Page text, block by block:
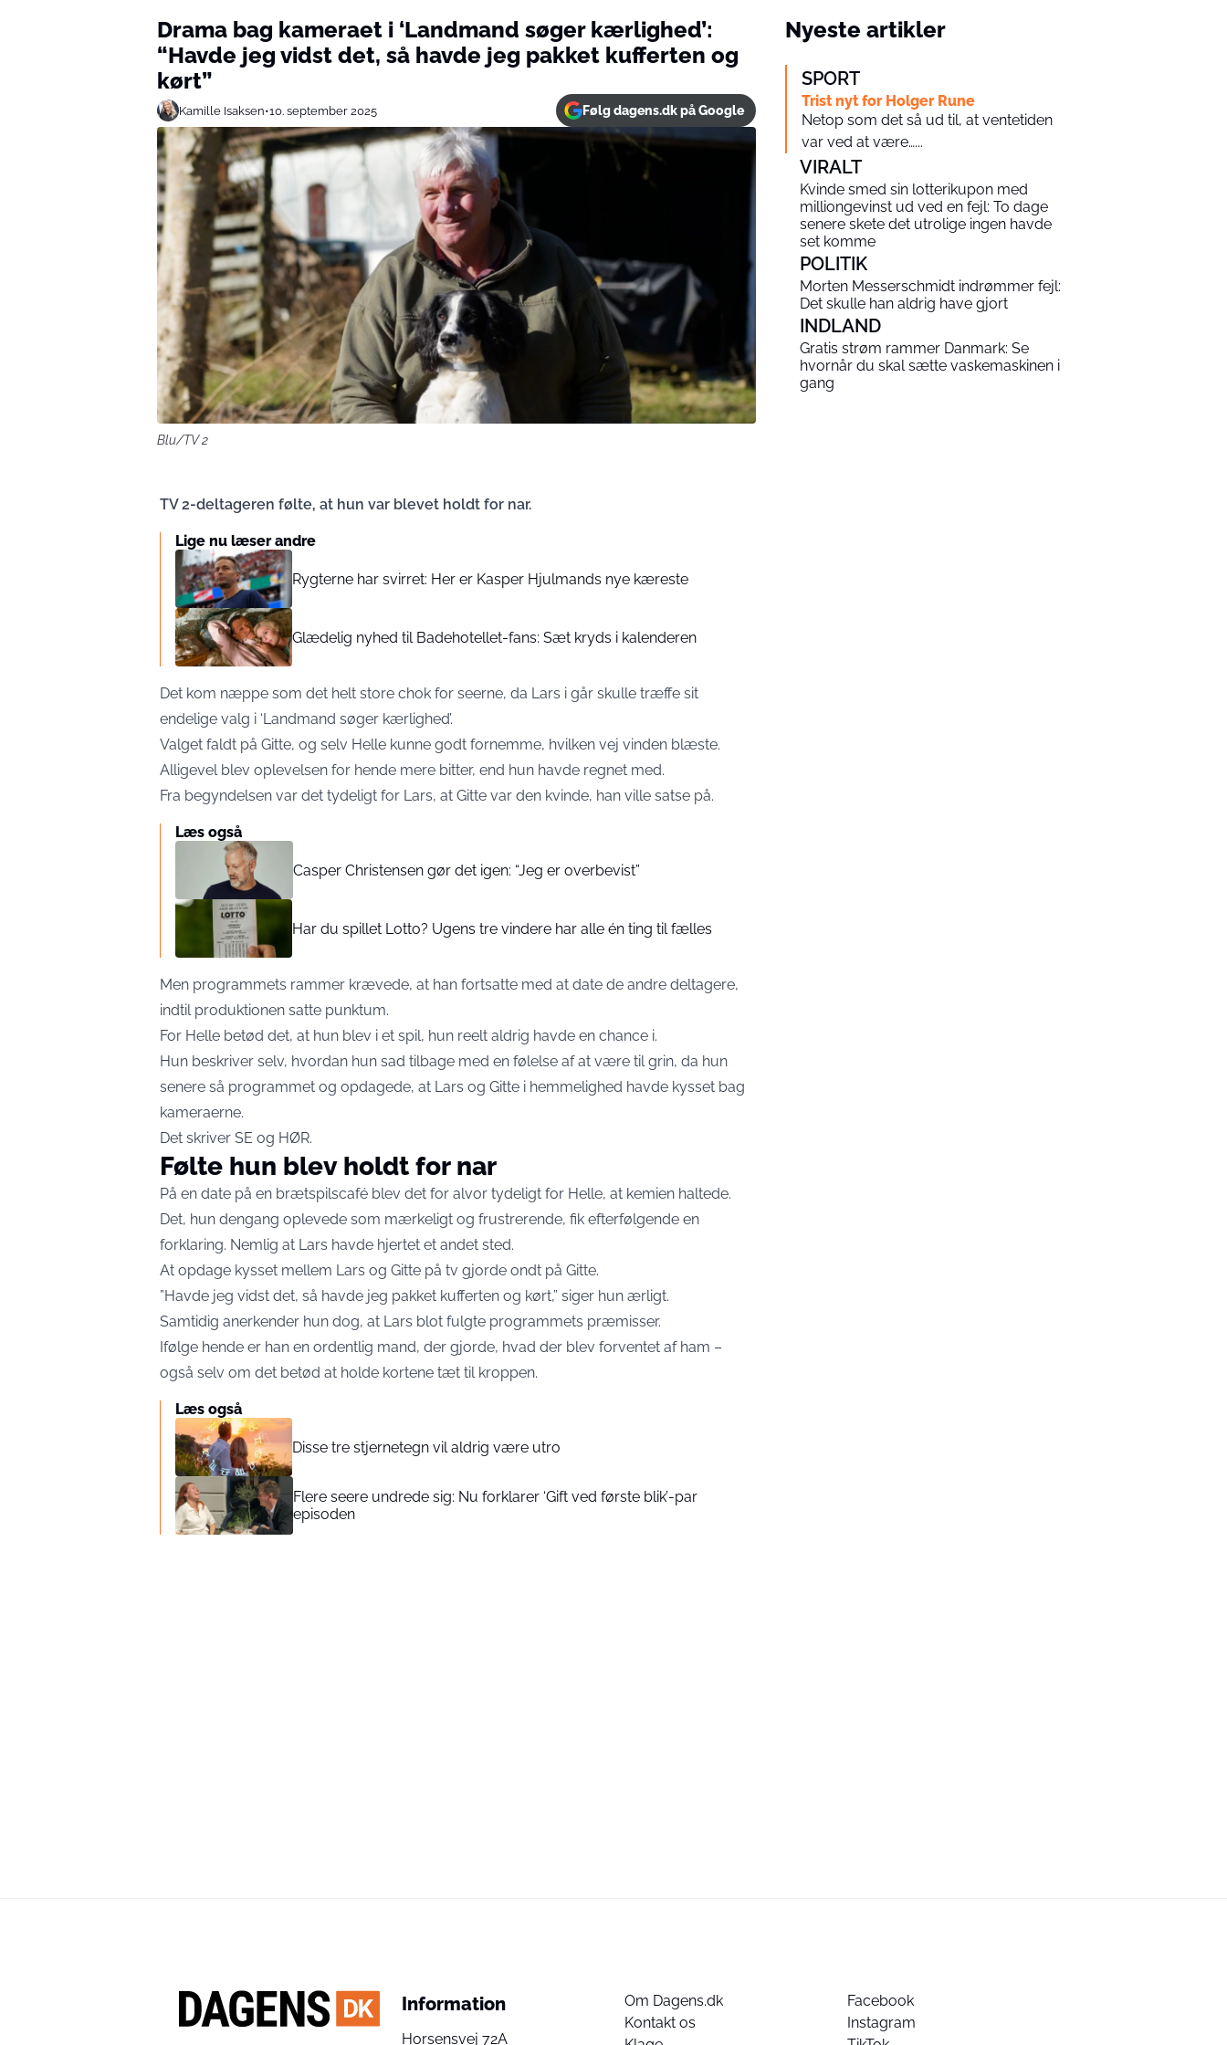
Drama bag kameraet i ‘Landmand søger kærlighed’:
“Havde jeg vidst det, så havde jeg pakket kufferten og
kørt”
Kamille Isaksen•10. september 2025 Følg dagens.dk på Google
Blu/TV 2
TV 2-deltageren følte, at hun var blevet holdt for nar.
Lige nu læser andre
Rygterne har svirret: Her er Kasper Hjulmands nye kæreste
Glædelig nyhed til Badehotellet-fans: Sæt kryds i kalenderen
Det kom næppe som det helt store chok for seerne, da Lars i går skulle træffe sit
endelige valg i ‘Landmand søger kærlighed’.
Valget faldt på Gitte, og selv Helle kunne godt fornemme, hvilken vej vinden blæste.
Alligevel blev oplevelsen for hende mere bitter, end hun havde regnet med.
Fra begyndelsen var det tydeligt for Lars, at Gitte var den kvinde, han ville satse på.
Læs også
Casper Christensen gør det igen: “Jeg er overbevist”
Har du spillet Lotto? Ugens tre vindere har alle én ting til fælles
Men programmets rammer krævede, at han fortsatte med at date de andre deltagere,
indtil produktionen satte punktum.
For Helle betød det, at hun blev i et spil, hun reelt aldrig havde en chance i.
Hun beskriver selv, hvordan hun sad tilbage med en følelse af at være til grin, da hun
senere så programmet og opdagede, at Lars og Gitte i hemmelighed havde kysset bag
kameraerne.
Det skriver SE og HØR.
Følte hun blev holdt for nar
På en date på en brætspilscafé blev det for alvor tydeligt for Helle, at kemien haltede.
Det, hun dengang oplevede som mærkeligt og frustrerende, fik efterfølgende en
forklaring. Nemlig at Lars havde hjertet et andet sted.
At opdage kysset mellem Lars og Gitte på tv gjorde ondt på Gitte.
”Havde jeg vidst det, så havde jeg pakket kufferten og kørt,” siger hun ærligt.
Samtidig anerkender hun dog, at Lars blot fulgte programmets præmisser.
Ifølge hende er han en ordentlig mand, der gjorde, hvad der blev forventet af ham –
også selv om det betød at holde kortene tæt til kroppen.
Læs også
Disse tre stjernetegn vil aldrig være utro
Flere seere undrede sig: Nu forklarer ‘Gift ved første blik’-par
episoden
Nyeste artikler
SPORT
Trist nyt for Holger Rune
Netop som det så ud til, at ventetiden
var ved at være…...
VIRALT
Kvinde smed sin lotterikupon med
milliongevinst ud ved en fejl: To dage
senere skete det utrolige ingen havde
set komme
POLITIK
Morten Messerschmidt indrømmer fejl:
Det skulle han aldrig have gjort
INDLAND
Gratis strøm rammer Danmark: Se
hvornår du skal sætte vaskemaskinen i
gang
Information
Horsensvej 72A
Om Dagens.dk
Kontakt os
Facebook
Instagram